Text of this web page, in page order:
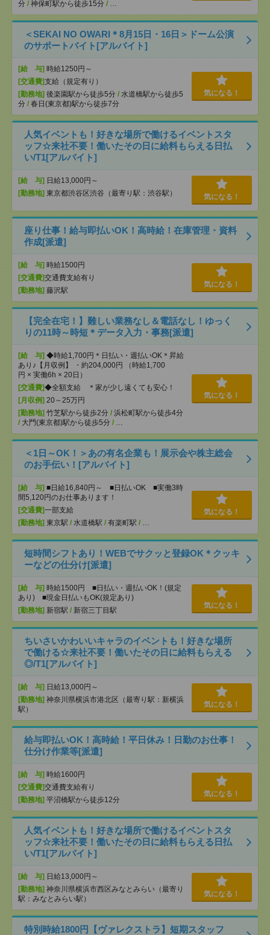
分 / 神保町駅から徒歩15分 / …
＜SEKAI NO OWARI＊8月15日・16日＞ドーム公演
のサポートバイト[アルバイト]
[給 与] 時給1250円～
[交通費]支給（規定有り）
[勤務地] 後楽園駅から徒歩5分 / 水道橋駅から徒歩5
分 / 春日(東京都)駅から徒歩7分
気になる！
人気イベントも！好きな場所で働けるイベントスタ
ッフ☆来社不要！働いたその日に給料もらえる日払
い/T1[アルバイト]
[給 与] 日給13,000円～
[勤務地] 東京都渋谷区渋谷（最寄り駅：渋谷駅） 気になる！
座り仕事！給与即払いOK！高時給！在庫管理・資料
作成[派遣]
[給 与] 時給1500円
[交通費]交通費支給有り
[勤務地] 藤沢駅
気になる！
【完全在宅！】難しい業務なし＆電話なし！ゆっく
りの11時～時短＊データ入力・事務[派遣]
[給 与] ◆時給1,700円＊日払い・週払いOK＊昇給
あり♪【月収例】 ・約204,000円 （時給1,700
円 × 実働6h × 20日）
[交通費]◆全額支給 ＊家が少し遠くても安心！
[月収例] 20～25万円
[勤務地] 竹芝駅から徒歩2分 / 浜松町駅から徒歩4分
/ 大門(東京都)駅から徒歩5分 / …
気になる！
＜1日～OK！＞あの有名企業も！展示会や株主総会
のお手伝い！[アルバイト]
[給 与] ■日給16,840円～ ■日払いOK ■実働3時
間5,120円のお仕事あります！
[交通費]一部支給
[勤務地] 東京駅 / 水道橋駅 / 有楽町駅 / …
気になる！
短時間シフトあり！WEBでサクッと登録OK＊クッキ
ーなどの仕分け[派遣]
[給 与] 時給1500円 ■日払い・週払いOK！(規定
あり) ■現金日払いもOK(規定あり)
[勤務地] 新宿駅 / 新宿三丁目駅
気になる！
ちいさいかわいいキャラのイベントも！好きな場所
で働ける☆来社不要！働いたその日に給料もらえる
◎/T1[アルバイト]
[給 与] 日給13,000円～
[勤務地] 神奈川県横浜市港北区（最寄り駅：新横浜
駅）
気になる！
給与即払いOK！高時給！平日休み！日勤のお仕事！
仕分け作業等[派遣]
[給 与] 時給1600円
[交通費]交通費支給有り
[勤務地] 平沼橋駅から徒歩12分
気になる！
人気イベントも！好きな場所で働けるイベントスタ
ッフ☆来社不要！働いたその日に給料もらえる日払
い/T1[アルバイト]
[給 与] 日給13,000円～
[勤務地] 神奈川県横浜市西区みなとみらい（最寄り
駅：みなとみらい駅）
気になる！
特別時給1800円【ヴァレクストラ】短期スタッフ